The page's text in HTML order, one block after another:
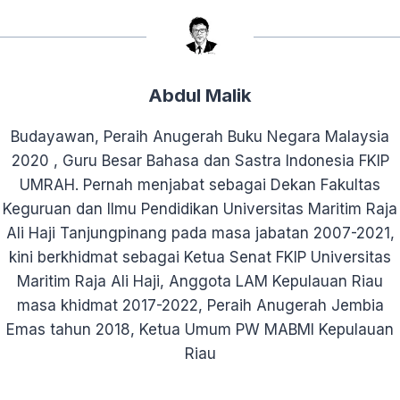
Abdul Malik
Budayawan, Peraih Anugerah Buku Negara Malaysia
2020 , Guru Besar Bahasa dan Sastra Indonesia FKIP
UMRAH. Pernah menjabat sebagai Dekan Fakultas
Keguruan dan Ilmu Pendidikan Universitas Maritim Raja
Ali Haji Tanjungpinang pada masa jabatan 2007-2021,
kini berkhidmat sebagai Ketua Senat FKIP Universitas
Maritim Raja Ali Haji, Anggota LAM Kepulauan Riau
masa khidmat 2017-2022, Peraih Anugerah Jembia
Emas tahun 2018, Ketua Umum PW MABMI Kepulauan
Riau